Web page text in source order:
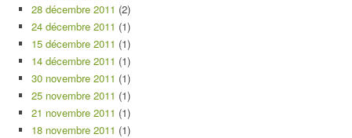
28 décembre 2011 (2)
24 décembre 2011 (1)
15 décembre 2011 (1)
14 décembre 2011 (1)
30 novembre 2011 (1)
25 novembre 2011 (1)
21 novembre 2011 (1)
18 novembre 2011 (1)